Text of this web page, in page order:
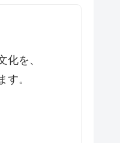
化を、
す。